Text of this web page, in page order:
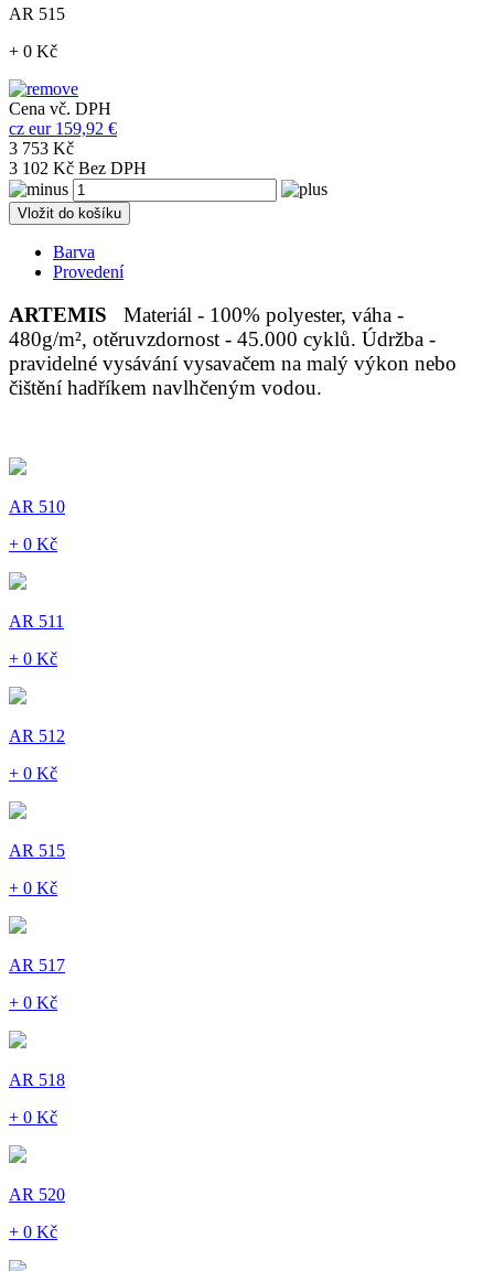
AR 515
+ 0 Kč
Cena vč. DPH
cz eur 159,92 €
3 753 Kč
3 102 Kč Bez DPH
Vložit do košíku
Barva
Provedení
ARTEMIS
Materiál - 100% polyester, váha -
480g/m², otěruvzdornost - 45.000 cyklů. Údržba -
pravidelné vysávání vysavačem na malý výkon nebo
čištění hadříkem navlhčeným vodou.
AR 510
+ 0 Kč
AR 511
+ 0 Kč
AR 512
+ 0 Kč
AR 515
+ 0 Kč
AR 517
+ 0 Kč
AR 518
+ 0 Kč
AR 520
+ 0 Kč